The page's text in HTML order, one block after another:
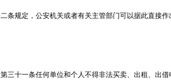
条规定，公安机关或者有关主管部门可以据此直接
三十一条任何单位和个人不得非法买卖、出租、出